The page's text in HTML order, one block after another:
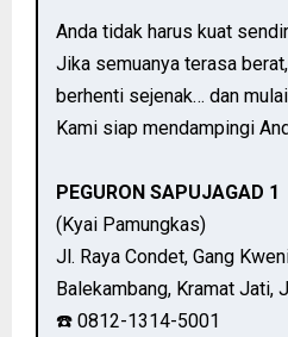
Anda tidak harus kuat
Jika semuanya terasa
berhenti sejenak… dan
Kami siap mendampingi
PEGURON SAPUJAGAD 1
(Kyai Pamungkas)
Jl. Raya Condet, Gang
Balekambang, Kramat Jati,
☎️ 0812-1314-5001